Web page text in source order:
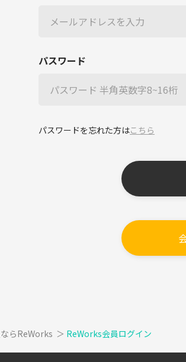
パスワード
パスワードを忘れた方はこちら
らReWorks ＞ ReWorks会員ログイン